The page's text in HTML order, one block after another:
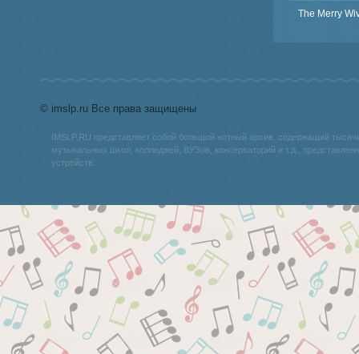
The Merry
© imslp.ru Все права защищены
IMSLP.RU представляет собой большой нотный архив, содержащий
музыкальных школ, колледжей, ВУЗов, консерваторий и т.д.,
устройств.